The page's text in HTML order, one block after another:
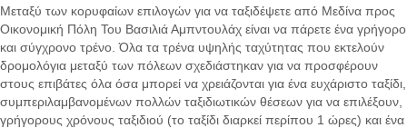
Μεταξύ των κορυφαίων επιλογών για να ταξιδέψετε από Μεδίνα προς
Οικονομική Πόλη Του Βασιλιά Αμπντουλάχ είναι να πάρετε ένα γρήγορο
και σύγχρονο τρένο. Όλα τα τρένα υψηλής ταχύτητας που εκτελούν
δρομολόγια μεταξύ των πόλεων σχεδιάστηκαν για να προσφέρουν
στους επιβάτες όλα όσα μπορεί να χρειάζονται για ένα ευχάριστο ταξίδι,
συμπεριλαμβανομένων πολλών ταξιδιωτικών θέσεων για να επιλέξουν,
γρήγορους χρόνους ταξιδιού (το ταξίδι διαρκεί περίπου 1 ώρες) και ένα